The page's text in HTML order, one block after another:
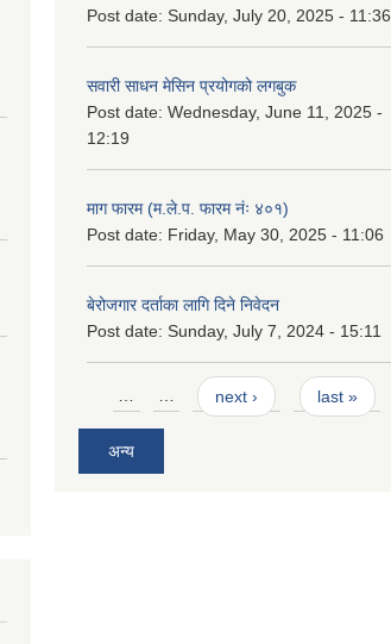
Post date: Sunday, July 20, 2025 - 11:36
सवारी साधन मेसिन प्रयोगको लगबुक
Post date: Wednesday, June 11, 2025 -
12:19
माग फारम (म.ले.प. फारम नंः ४०१)
Post date: Friday, May 30, 2025 - 11:06
बेरोजगार दर्ताका लागि दिने निवेदन
Post date: Sunday, July 7, 2024 - 15:11
Pages
… … next › last »
अन्य